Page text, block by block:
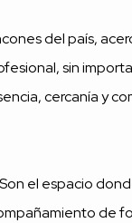
del país,
sin
cercanía y
el espacio
de